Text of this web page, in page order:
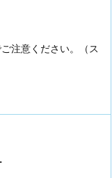
注意ください。（ス